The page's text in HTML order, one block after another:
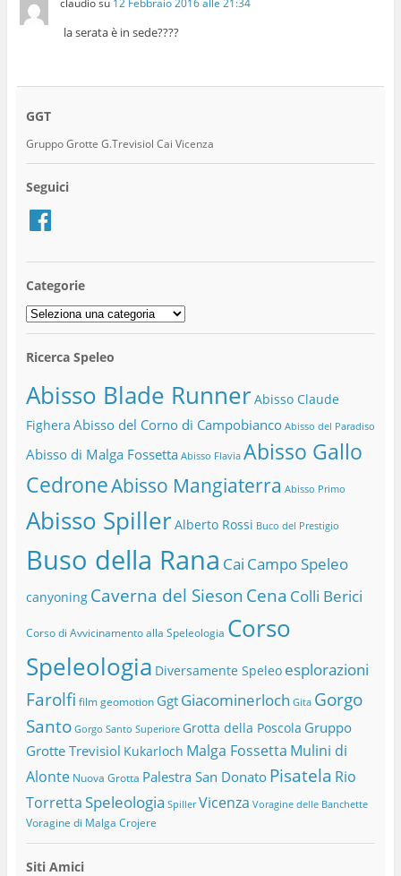
la serata è in sede????
GGT
Gruppo Grotte G.Trevisiol Cai Vicenza
Seguici
Facebook
Categorie
Categorie
Ricerca Speleo
Abisso Blade RunnerAbisso Claude
Fighera Abisso del Corno di Campobianco Abisso del Paradiso
Abisso di Malga Fossetta Abisso Flavia Abisso Gallo
CedroneAbisso Mangiaterra Abisso Primo
Abisso SpillerAlberto Rossi Buco del Prestigio
Buso della Rana Cai Campo Speleo
canyoning Caverna del Sieson Cena Colli Berici
Corso di Avvicinamento alla Speleologia Corso
Speleologia Diversamente Speleo esplorazioni
Farolfi film geomotion Ggt Giacominerloch Gita Gorgo
Santo Gorgo Santo Superiore Grotta della Poscola Gruppo
Grotte Trevisiol Kukarloch Malga Fossetta Mulini di
Alonte Nuova Grotta Palestra San Donato Pisatela Rio
TorrettaSpeleologia Spiller Vicenza Voragine delle Banchette
Voragine di Malga Crojere
Siti Amici